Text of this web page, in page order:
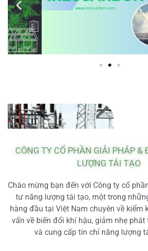
CÔNG TY CỔ PHẦN GIẢI PHÁP &
LƯỢNG TÁI TẠO
Chào mừng bạn đến với Công ty cổ
tư năng lượng tái tạo, một trong
hàng đầu tại Việt Nam chuyên về kiểm
vấn về biến đổi khí hậu, giảm nhẹ
và cung cấp tín chỉ năng lượng